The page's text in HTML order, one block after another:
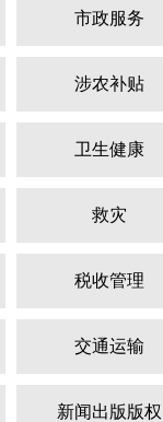
市政服务
涉农补贴
卫生健康
救灾
税收管理
交通运输
新闻出版版权